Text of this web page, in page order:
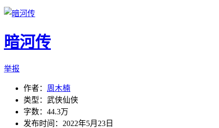
暗河传
举报
作者： 周木楠
类型：武侠仙侠
字数：44.3万
发布时间：2022年5月23日